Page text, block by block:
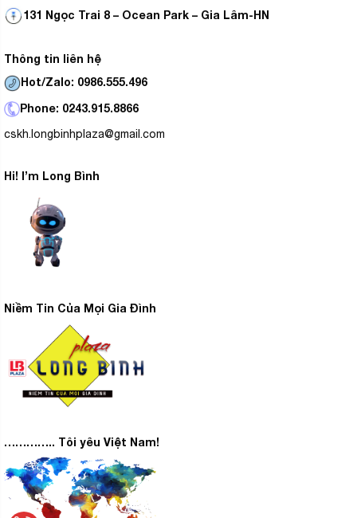
131 Ngọc Trai 8 – Ocean Park – Gia Lâm-HN
Thông tin liên hệ
Hot/Zalo: 0986.555.496
Phone: 0243.915.8866
cskh.longbinhplaza@gmail.com
Hi! I’m Long Bình
Niềm Tin Của Mọi Gia Đình
………….. Tôi yêu Việt Nam!